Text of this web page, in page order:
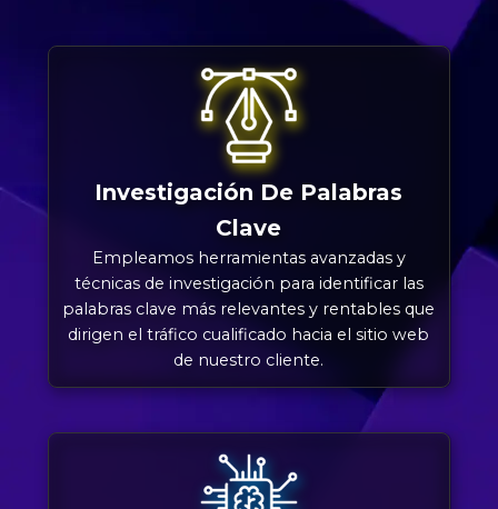
Investigación De Palabras
Clave
Empleamos herramientas avanzadas y
técnicas de investigación para identificar las
palabras clave más relevantes y rentables que
dirigen el tráfico cualificado hacia el sitio web
de nuestro cliente.